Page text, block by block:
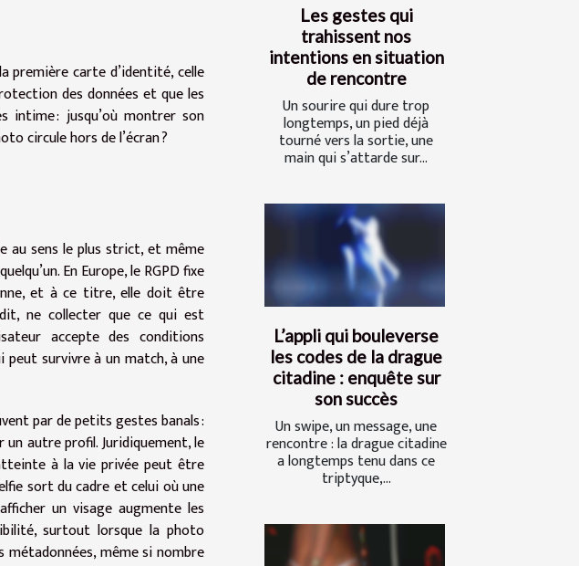
première carte d’identité, celle
des données et que les
intime : jusqu’où montrer son
circule hors de l’écran ?
au sens le plus strict, et même
En Europe, le RGPD fixe
et à ce titre, elle doit être
ne collecter que ce qui est
accepte des conditions
peut survivre à un match, à une
par de petits gestes banals :
autre profil. Juridiquement, le
à la vie privée peut être
sort du cadre et celui où une
un visage augmente les
surtout lorsque la photo
même si nombre
Les gestes qui
trahissent nos
intentions en situation
de rencontre
Un sourire qui dure trop
longtemps, un pied déjà
tourné vers la sortie, une
main qui s’attarde sur...
L’appli qui bouleverse
les codes de la drague
citadine : enquête sur
son succès
Un swipe, un message, une
rencontre : la drague citadine
a longtemps tenu dans ce
triptyque,...